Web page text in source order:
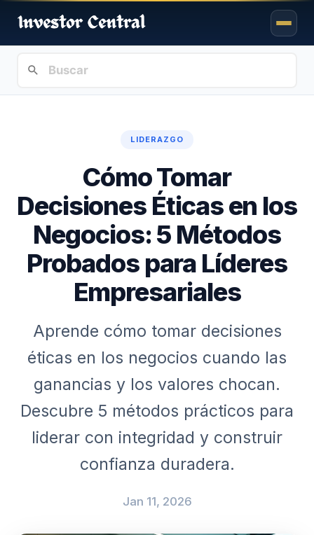
LIDERAZGO
Cómo Tomar
Decisiones Éticas en los
Negocios: 5 Métodos
Probados para Líderes
Empresariales
Aprende cómo tomar decisiones
éticas en los negocios cuando las
ganancias y los valores chocan.
Descubre 5 métodos prácticos para
liderar con integridad y construir
confianza duradera.
Jan 11, 2026